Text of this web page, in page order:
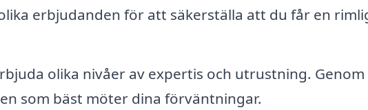
erbjudanden för att säkerställa att du får en
olika nivåer av expertis och utrustning.
som bäst möter dina förväntningar.